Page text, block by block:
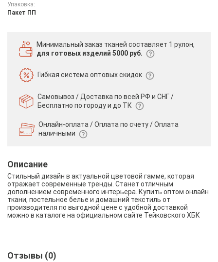
Упаковка:
Пакет ПП
Минимальный заказ тканей составляет 1 рулон,
для готовых изделий 5000 руб.
Гибкая системаоптовых скидок
Самовывоз / Доставка по всей РФ и СНГ /
Бесплатно по городу и до ТК
Онлайн-оплата / Оплата по счету /Оплата
наличными
Описание
Стильный дизайн в актуальной цветовой гамме, которая
отражает современные тренды. Станет отличным
дополнением современного интерьера. Купить оптом онлайн
ткани, постельное белье и домашний текстиль от
производителя по выгодной цене с удобной доставкой
можно в каталоге на официальном сайте Тейковского ХБК
Отзывы (0)